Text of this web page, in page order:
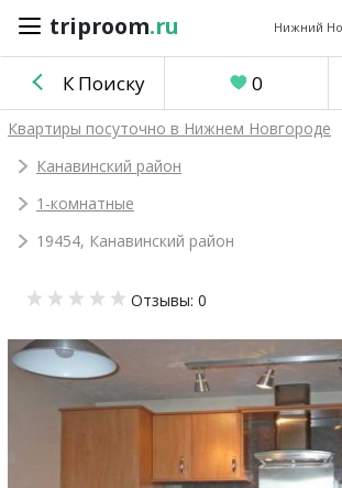
triproom.ru Нижний
triproom .ru
Российский
Войти / Зарегистрироваться
объявление
0
К Поиску 0
Квартиры посуточно в Нижнем Новгороде
Канавинский район
1-комнатные
19454, Канавинский район
Отзывы: 0